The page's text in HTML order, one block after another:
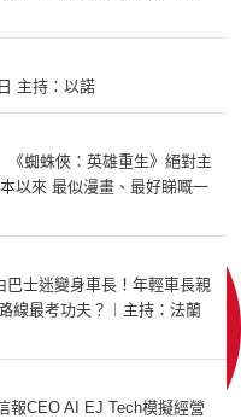
主持：以諾
《蜘蛛俠：英雄重生》絕對主
以來 最似漫畫、最好睇嘅一
巴士迷變身車長！年輕車長親
線最考功夫？︱主持：法蘭
報CEO AI EJ Tech模擬經營